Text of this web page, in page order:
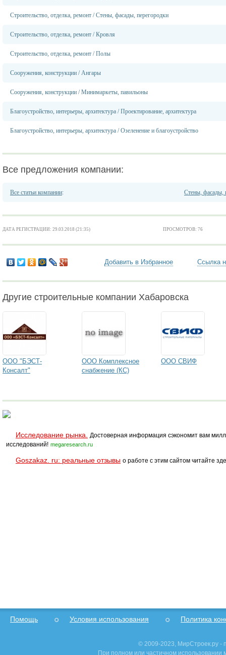
Строительство, отделка, ремонт /Стены, фасады, перегородки
Строительство, отделка, ремонт /Кровля
Строительство, отделка, ремонт /Полы
Сооружения, конструкции /Ангары
Сооружения, конструкции /Минимаркеты, павильоны
Благоустройство, интерьеры, архитектура /Проектирование, архитектура
Благоустройство, интерьеры, архитектура /Озеленение и благоустройство
Все предложения компании:
Все статьи компании: Стены, фасады,
ДАТА РЕГИСТРАЦИИ: 29.03.2018 (21:35) ПРОСМОТРОВ: 76
Добавить в Избранное Ссылка
Другие строительные компании Хабаровска
ООО "БЭСТ-
Консалт"
ООО Комплексное
снабжение (КС)
ООО СВИФ
Исследование рынка.
Достоверная информация сэкономит вам
исследований! megaresearch.ru
Goszakaz. ru: реальные отзывы о работе с этим сайтом читайте
Помощь Условия использования Политика
© 2009-2023, МирСтроек.ру -
При полном или частичном использовании